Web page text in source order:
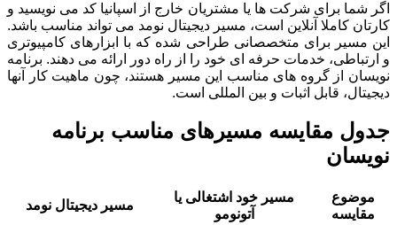
اگر شما برای شرکت ها یا مشتریان خارج از اسپانیا کد می نویسید و
کارتان کاملا آنلاین است، مسیر دیجیتال نومد می تواند مناسب باشد.
این مسیر برای متخصصانی طراحی شده که با ابزارهای کامپیوتری
و ارتباطی، خدمات حرفه ای خود را از راه دور ارائه می دهند. برنامه
نویسان از گروه های مناسب این مسیر هستند، چون ماهیت کار آنها
دیجیتال، قابل اثبات و بین المللی است.
جدول مقایسه مسیرهای مناسب برنامه
نویسان
موضوع
مقایسه
مسیر خود اشتغالی یا
آتونومو
مسیر دیجیتال نومد